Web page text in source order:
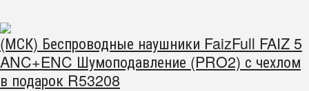
(МСК) Беспроводные наушники FaizFull FAIZ 5
ANC+ENC Шумоподавление (PRO2) с чехлом
в подарок R53208